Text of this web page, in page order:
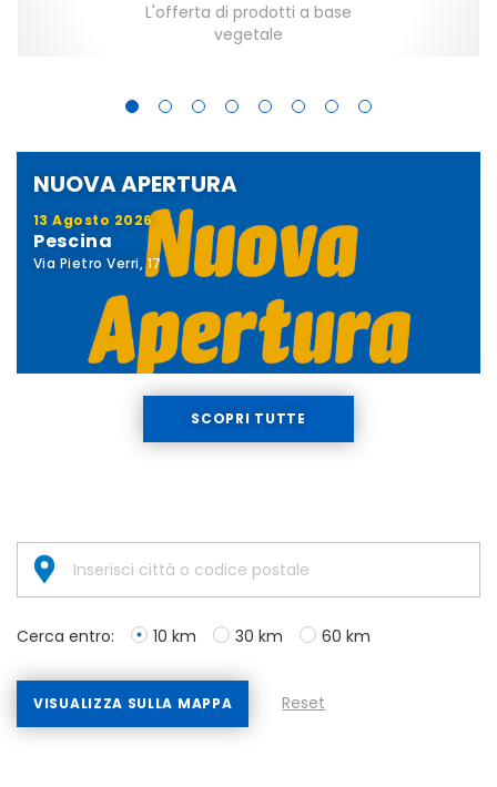
L'offerta di prodotti a base
vegetale
NUOVA APERTURA
13 Agosto 2026
Pescina
Via Pietro Verri, 17
SCOPRI TUTTE
Cerca entro: 10 km 30 km 60 km
VISUALIZZA SULLA MAPPA Reset